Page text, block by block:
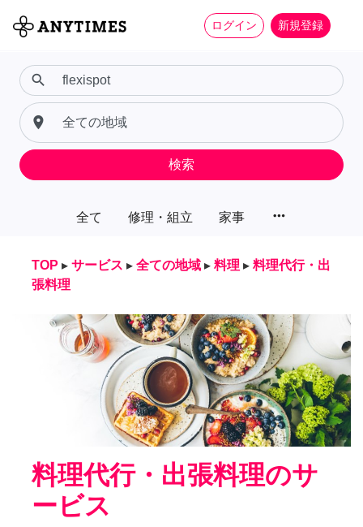
ログイン 新規登録
全て 修理・組立 家事 more_horiz
search
place
検索
TOP ▸ サービス ▸ 全ての地域 ▸ 料理 ▸ 料理代行・出
張料理
料理代行・出張料理のサ
ービス